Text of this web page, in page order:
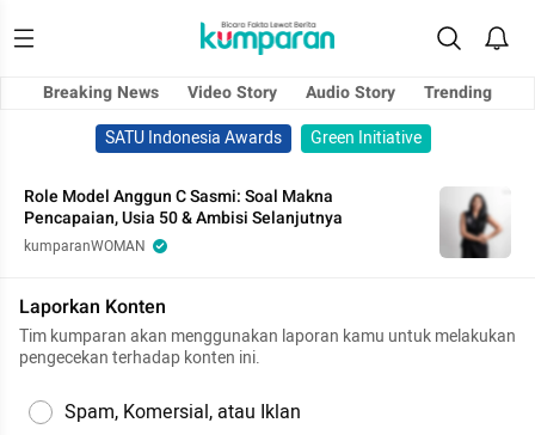
Breaking News Video Story Audio Story
Trending
SATU Indonesia Awards
Green Initiative
Role Model Anggun C Sasmi: Soal Makna
Pencapaian, Usia 50 & Ambisi Selanjutnya
kumparanWOMAN
Laporkan Konten
Tim kumparan akan menggunakan laporan kamu untuk melakukan
pengecekan terhadap konten ini.
Spam, Komersial, atau Iklan